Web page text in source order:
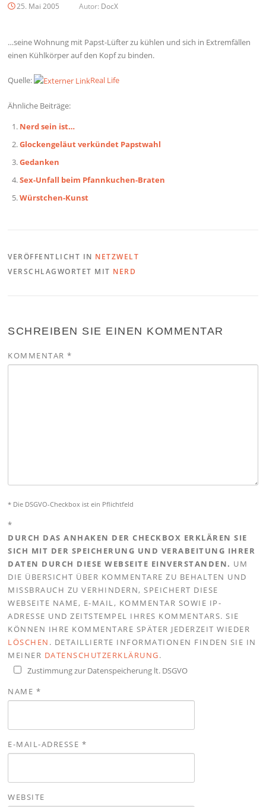
25. Mai 2005 Autor: DocX
…seine Wohnung mit Papst-Lüfter zu kühlen und sich in Extremfällen
einen Kühlkörper auf den Kopf zu binden.
Quelle: Real Life
Ähnliche Beiträge:
Nerd sein ist…
Glockengeläut verkündet Papstwahl
Gedanken
Sex-Unfall beim Pfannkuchen-Braten
Würstchen-Kunst
VERÖFFENTLICHT IN NETZWELT
VERSCHLAGWORTET MIT NERD
SCHREIBEN SIE EINEN KOMMENTAR
KOMMENTAR*
* Die DSGVO-Checkbox ist ein Pflichtfeld
*
DURCH DAS ANHAKEN DER CHECKBOX ERKLÄREN SIE
SICH MIT DER SPEICHERUNG UND VERABEITUNG IHRER
DATEN DURCH DIESE WEBSEITE EINVERSTANDEN. UM
DIE ÜBERSICHT ÜBER KOMMENTARE ZU BEHALTEN UND
MISSBRAUCH ZU VERHINDERN, SPEICHERT DIESE
WEBSEITE NAME, E-MAIL, KOMMENTAR SOWIE IP-
ADRESSE UND ZEITSTEMPEL IHRES KOMMENTARS. SIE
KÖNNEN IHRE KOMMENTARE SPÄTER JEDERZEIT WIEDER
LÖSCHEN . DETAILLIERTE INFORMATIONEN FINDEN SIE IN
MEINER DATENSCHUTZERKLÄRUNG.
Zustimmung zur Datenspeicherung lt. DSGVO
NAME *
E-MAIL-ADRESSE *
WEBSITE